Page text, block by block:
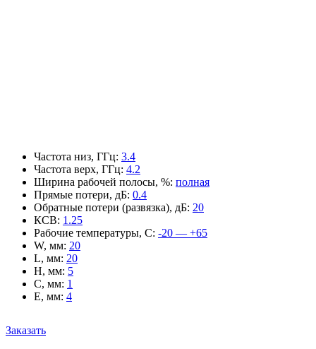
Частота низ, ГГц: 3.4
Частота верх, ГГц: 4.2
Ширина рабочей полосы, %: полная
Прямые потери, дБ: 0.4
Обратные потери (развязка), дБ: 20
КСВ: 1.25
Рабочие температуры, С: -20 — +65
W, мм: 20
L, мм: 20
H, мм: 5
C, мм: 1
E, мм: 4
Заказать